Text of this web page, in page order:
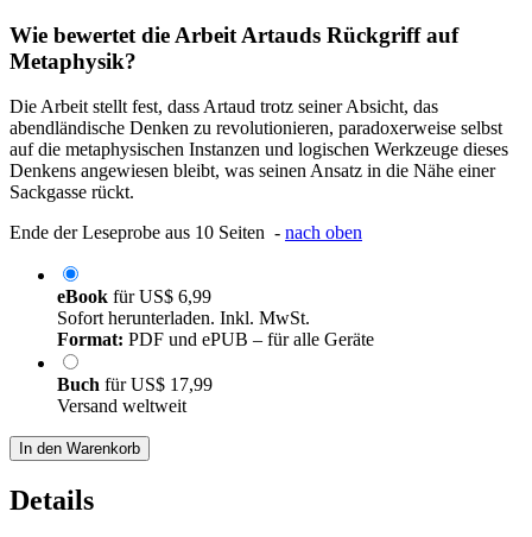
Wie bewertet die Arbeit Artauds Rückgriff auf
Metaphysik?
Die Arbeit stellt fest, dass Artaud trotz seiner Absicht, das
abendländische Denken zu revolutionieren, paradoxerweise selbst
auf die metaphysischen Instanzen und logischen Werkzeuge dieses
Denkens angewiesen bleibt, was seinen Ansatz in die Nähe einer
Sackgasse rückt.
Ende der Leseprobe aus 10 Seiten - nach oben
eBook fürUS$ 6,99
Sofort herunterladen. Inkl. MwSt.
Format: PDF und ePUB – für alle Geräte
Buch fürUS$ 17,99
Versand weltweit
In den Warenkorb
Details